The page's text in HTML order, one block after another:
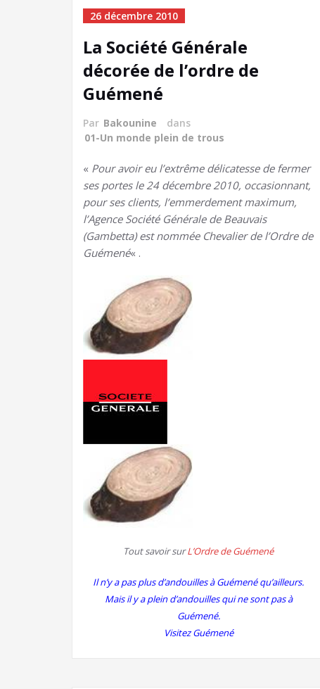
26 décembre 2010
La Société Générale
décorée de l’ordre de
Guémené
Par Bakounine
dans
01-Un monde plein de trous
« Pour avoir eu l’extrême délicatesse de fermer
ses portes le 24 décembre 2010, occasionnant,
pour ses clients, l’emmerdement maximum,
l’Agence Société Générale de Beauvais
(Gambetta) est nommée Chevalier de l’Ordre de
Guémené« .
Tout savoir surL’Ordre de Guémené
Il n’y a pas plus d’andouilles à Guémené qu’ailleurs.
Mais il y a plein d’andouilles qui ne sont pas à
Guémené.
Visitez Guémené